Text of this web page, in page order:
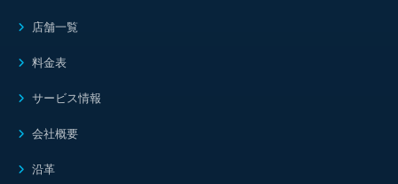
店舗一覧
料金表
サービス情報
会社概要
沿革